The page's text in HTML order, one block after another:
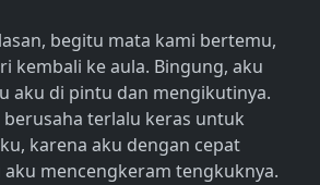
begitu mata kami bertemu,
kembali ke aula. Bingung, aku
aku di pintu dan mengikutinya.
berusaha terlalu keras untuk
karena aku dengan cepat
aku mencengkeram tengkuknya.